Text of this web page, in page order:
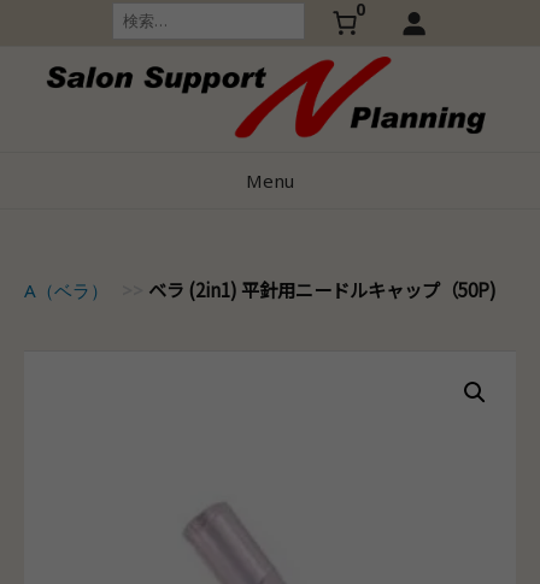
content
検
索:
0
Menu
（ベラ） ベラ (2in1) 平針用ニードルキャップ（50P)